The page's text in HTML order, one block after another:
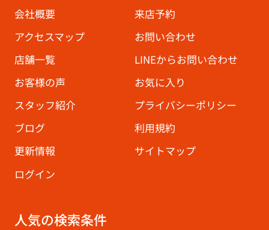
会社概要
来店予約
アクセスマップ
お問い合わせ
店舗一覧
LINEからお問い合わせ
お客様の声
お気に入り
スタッフ紹介
プライバシーポリシー
ブログ
利用規約
更新情報
サイトマップ
ログイン
人気の検索条件